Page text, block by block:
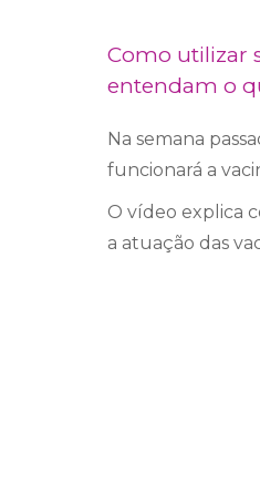
Como utilizar
entendam o
Na semana
funcionará a
O vídeo explica
a atuação das